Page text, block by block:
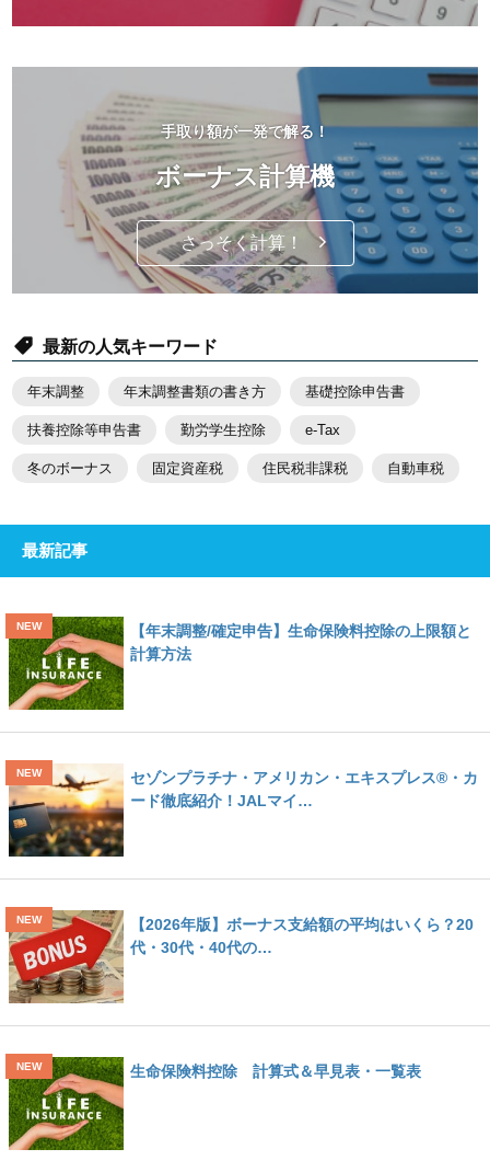
手取り額が一発で解る！
ボーナス計算機
さっそく計算！
最新の人気キーワード
年末調整 年末調整書類の書き方 基礎控除申告書
扶養控除等申告書 勤労学生控除 e-Tax
冬のボーナス 固定資産税 住民税非課税 自動車税
最新記事
【年末調整/確定申告】生命保険料控除の上限額と
計算方法
セゾンプラチナ・アメリカン・エキスプレス®・カ
ード徹底紹介！JALマイ…
【2026年版】ボーナス支給額の平均はいくら？20
代・30代・40代の…
生命保険料控除 計算式＆早見表・一覧表